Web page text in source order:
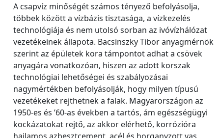
A csapvíz minőségét számos tényező befolyásolja,
többek között a vízbázis tisztasága, a vízkezelés
technológiája és nem utolsó sorban az ivóvízhálózat
vezetékeinek állapota. Bacsinszky Tibor anyagmérnök
szerint az épületek kora támpontot adhat a csövek
anyagára vonatkozóan, hiszen az adott korszak
technológiai lehetőségei és szabályozásai
nagymértékben befolyásolják, hogy milyen típusú
vezetékeket rejthetnek a falak. Magyarországon az
1950-es és ’60-as években a tartós, ám egészségügyi
kockázatokat rejtő, az akkor elérhető, korrózióra